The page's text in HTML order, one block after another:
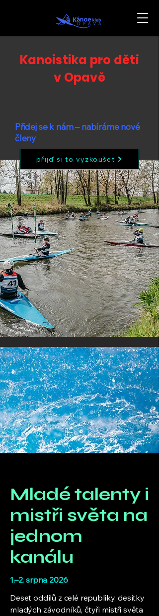
Kanoistika pro děti
v Opavě
Přidej se k nám – nabíráme nové
členy
přijď si to vyzkoušet
Mladé talenty i
mistři světa na
jednom
kanálu
1.–2. srpna 2026
Deset oddílů z celé republiky, desítky
mladých závodníků, čtyři mistři světa